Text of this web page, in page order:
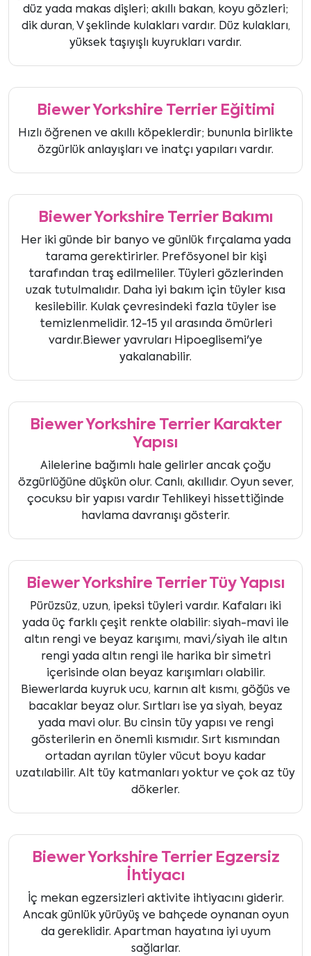
düz yada makas dişleri; akıllı bakan, koyu gözleri;
dik duran, V şeklinde kulakları vardır. Düz kulakları,
yüksek taşıyışlı kuyrukları vardır.
Biewer Yorkshire Terrier Eğitimi
Hızlı öğrenen ve akıllı köpeklerdir; bununla birlikte
özgürlük anlayışları ve inatçı yapıları vardır.
Biewer Yorkshire Terrier Bakımı
Her iki günde bir banyo ve günlük fırçalama yada
tarama gerektirirler. Prefösyonel bir kişi
tarafından traş edilmeliler. Tüyleri gözlerinden
uzak tutulmalıdır. Daha iyi bakım için tüyler kısa
kesilebilir. Kulak çevresindeki fazla tüyler ise
temizlenmelidir. 12-15 yıl arasında ömürleri
vardır.Biewer yavruları Hipoeglisemi'ye
yakalanabilir.
Biewer Yorkshire Terrier Karakter
Yapısı
Ailelerine bağımlı hale gelirler ancak çoğu
özgürlüğüne düşkün olur. Canlı, akıllıdır. Oyun sever,
çocuksu bir yapısı vardır Tehlikeyi hissettiğinde
havlama davranışı gösterir.
Biewer Yorkshire Terrier Tüy Yapısı
Pürüzsüz, uzun, ipeksi tüyleri vardır. Kafaları iki
yada üç farklı çeşit renkte olabilir: siyah-mavi ile
altın rengi ve beyaz karışımı, mavi/siyah ile altın
rengi yada altın rengi ile harika bir simetri
içerisinde olan beyaz karışımları olabilir.
Biewerlarda kuyruk ucu, karnın alt kısmı, göğüs ve
bacaklar beyaz olur. Sırtları ise ya siyah, beyaz
yada mavi olur. Bu cinsin tüy yapısı ve rengi
gösterilerin en önemli kısmıdır. Sırt kısmından
ortadan ayrılan tüyler vücut boyu kadar
uzatılabilir. Alt tüy katmanları yoktur ve çok az tüy
dökerler.
Biewer Yorkshire Terrier Egzersiz
İhtiyacı
İç mekan egzersizleri aktivite ihtiyacını giderir.
Ancak günlük yürüyüş ve bahçede oynanan oyun
da gereklidir. Apartman hayatına iyi uyum
sağlarlar.